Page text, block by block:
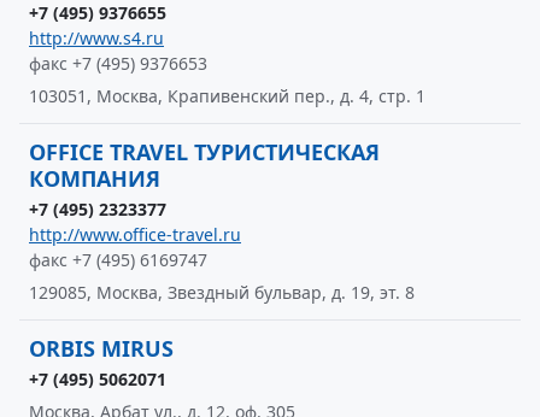
+7 (495) 9376655
http://www.s4.ru
факс +7 (495) 9376653
103051, Москва, Крапивенский пер., д. 4, стр. 1
OFFICE TRAVEL ТУРИСТИЧЕСКАЯ
КОМПАНИЯ
+7 (495) 2323377
http://www.office-travel.ru
факс +7 (495) 6169747
129085, Москва, Звездный бульвар, д. 19, эт. 8
ORBIS MIRUS
+7 (495) 5062071
Москва, Арбат ул., д. 12, оф. 305